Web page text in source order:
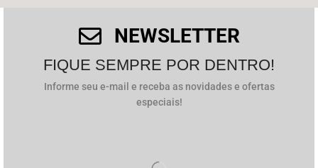
NEWSLETTER
FIQUE SEMPRE POR DENTRO!
Informe seu e-mail e receba as novidades e ofertas
especiais!